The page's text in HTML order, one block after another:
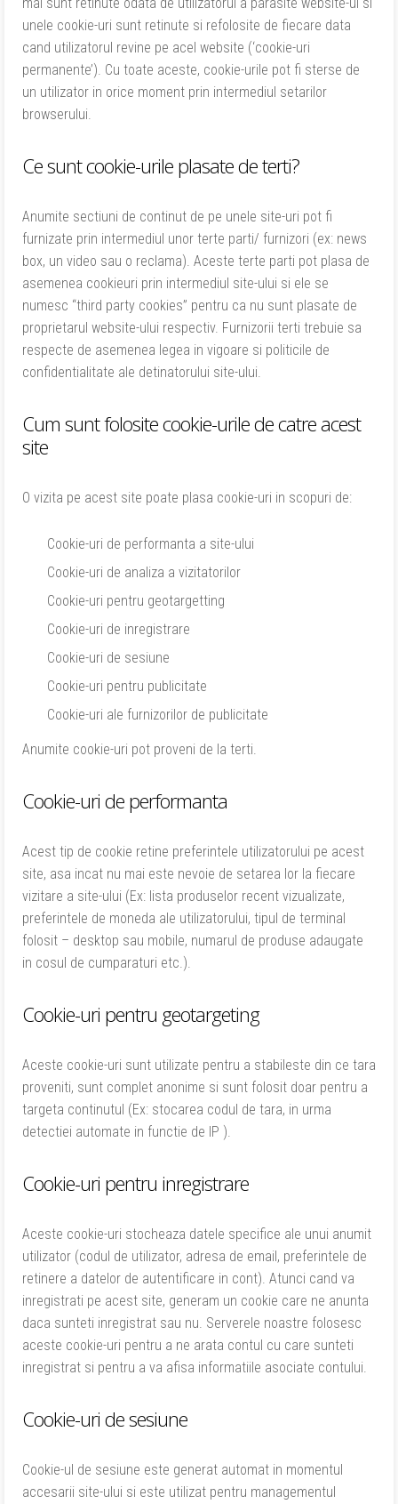
unele cookie-uri sunt retinute si refolosite de fiecare data
cand utilizatorul revine pe acel website (‘cookie-uri
permanente’). Cu toate aceste, cookie-urile pot fi sterse de
un utilizator in orice moment prin intermediul setarilor
browserului.
Ce sunt cookie-urile plasate de terti?
Anumite sectiuni de continut de pe unele site-uri pot fi
furnizate prin intermediul unor terte parti/ furnizori (ex: news
box, un video sau o reclama). Aceste terte parti pot plasa de
asemenea cookieuri prin intermediul site-ului si ele se
numesc “third party cookies” pentru ca nu sunt plasate de
proprietarul website-ului respectiv. Furnizorii terti trebuie sa
respecte de asemenea legea in vigoare si politicile de
confidentialitate ale detinatorului site-ului.
Cum sunt folosite cookie-urile de catre acest
site
O vizita pe acest site poate plasa cookie-uri in scopuri de:
Cookie-uri de performanta a site-ului
Cookie-uri de analiza a vizitatorilor
Cookie-uri pentru geotargetting
Cookie-uri de inregistrare
Cookie-uri de sesiune
Cookie-uri pentru publicitate
Cookie-uri ale furnizorilor de publicitate
Anumite cookie-uri pot proveni de la terti.
Cookie-uri de performanta
Acest tip de cookie retine preferintele utilizatorului pe acest
site, asa incat nu mai este nevoie de setarea lor la fiecare
vizitare a site-ului (Ex: lista produselor recent vizualizate,
preferintele de moneda ale utilizatorului, tipul de terminal
folosit – desktop sau mobile, numarul de produse adaugate
in cosul de cumparaturi etc.).
Cookie-uri pentru geotargeting
Aceste cookie-uri sunt utilizate pentru a stabileste din ce tara
proveniti, sunt complet anonime si sunt folosit doar pentru a
targeta continutul (Ex: stocarea codul de tara, in urma
detectiei automate in functie de IP ).
Cookie-uri pentru inregistrare
Aceste cookie-uri stocheaza datele specifice ale unui anumit
utilizator (codul de utilizator, adresa de email, preferintele de
retinere a datelor de autentificare in cont). Atunci cand va
inregistrati pe acest site, generam un cookie care ne anunta
daca sunteti inregistrat sau nu. Serverele noastre folosesc
aceste cookie-uri pentru a ne arata contul cu care sunteti
inregistrat si pentru a va afisa informatiile asociate contului.
Cookie-uri de sesiune
Cookie-ul de sesiune este generat automat in momentul
accesarii site-ului si este utilizat pentru managementul